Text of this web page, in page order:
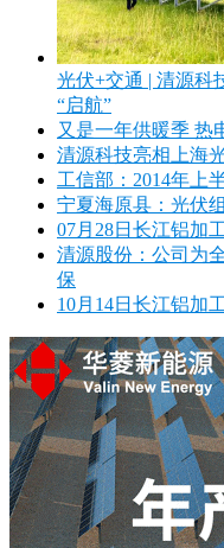
光伏+交通 | 清源科
“启航”
又是一年供暖季 热
清源科技亮相上海
工信部：2014年上
宁夏海原县：光伏
07月28日长江铝加
清源股份：公司为
保
10月14日长江铝加